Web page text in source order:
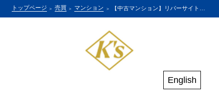
English
トップページ 売買 マンション 【中古マンション】リバーサイトほんじょう